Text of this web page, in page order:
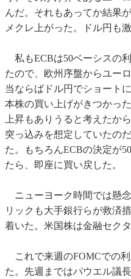
んだ。それもあってか結果
メクレ上がった。ドル円も
私もECBは50ベーシスの
たので、欧州序盤からユー
当ならばドル円でショート
本株の買い上げがきつかっ
上昇もありうると考えたか
突っ込みを想定していたの
た。もちろんECBの決定が
たら、即座に買い戻した。
ニューヨーク時間では懸
リックも大手銀行らが救済
着いた。米国株は金融セク
これで来週のFOMCでの
た。先週まではパウエル議